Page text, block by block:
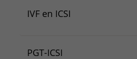
IVF en ICSI
PGT-ICSI